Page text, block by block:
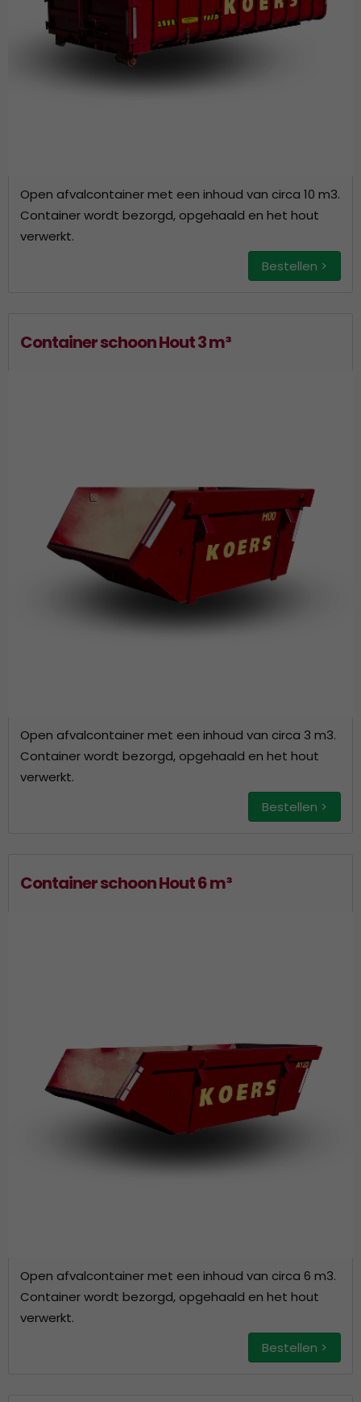
Open afvalcontainer met een inhoud van circa 10 m3.
Container wordt bezorgd, opgehaald en het hout
verwerkt.
Bestellen >
Container schoon Hout 3 m³
Open afvalcontainer met een inhoud van circa 3 m3.
Container wordt bezorgd, opgehaald en het hout
verwerkt.
Bestellen >
Container schoon Hout 6 m³
Open afvalcontainer met een inhoud van circa 6 m3.
Container wordt bezorgd, opgehaald en het hout
verwerkt.
Bestellen >